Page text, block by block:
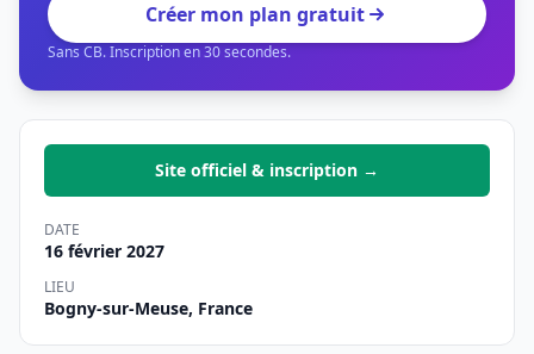
Créer mon plan gratuit
Sans CB. Inscription en 30 secondes.
Site officiel & inscription →
DATE
16 février 2027
LIEU
Bogny-sur-Meuse, France